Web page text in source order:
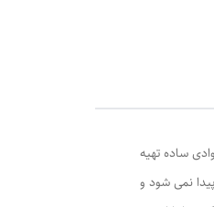
ساده تهیه
نمی شود و